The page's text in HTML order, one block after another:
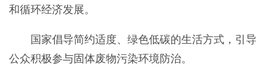
和循环经济发展。
国家倡导简约适度、绿色低碳的生活方式，引导
公众积极参与固体废物污染环境防治。